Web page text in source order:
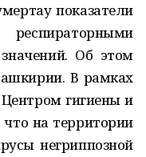
показатели
Об этом
В рамках
гигиены и
на территории
негриппозной